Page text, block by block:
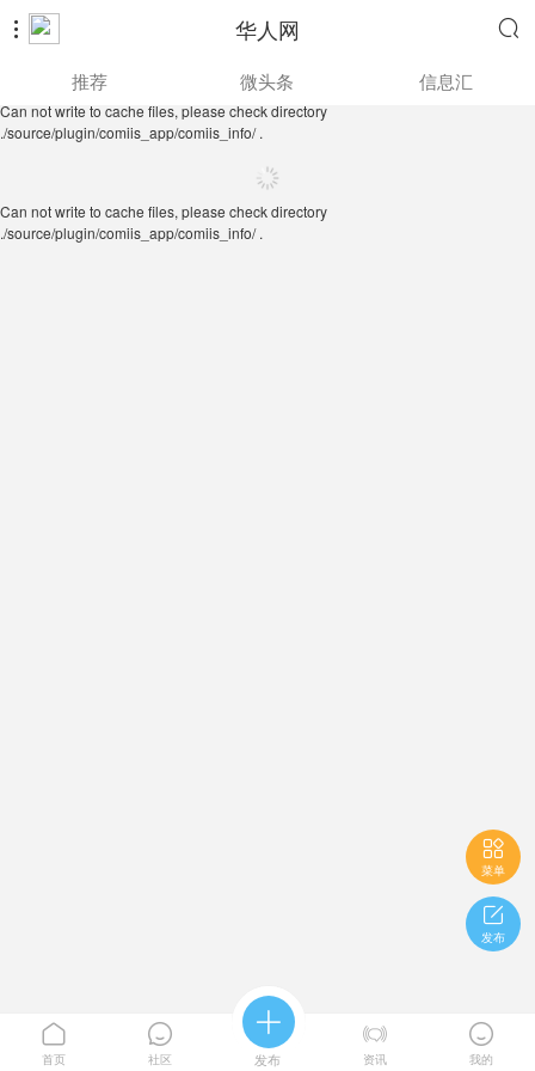
 华人网 
./source/plugin/comiis_app/comiis_info/ .
推荐 微头条 信息汇
Can not write to cache files, please check directory
./source/plugin/comiis_app/comiis_info/ .

菜单

发布

首页

社区

发布

资讯

我的
Can not write to cache files, please check directory
./source/plugin/comiis_app/comiis_info/ .